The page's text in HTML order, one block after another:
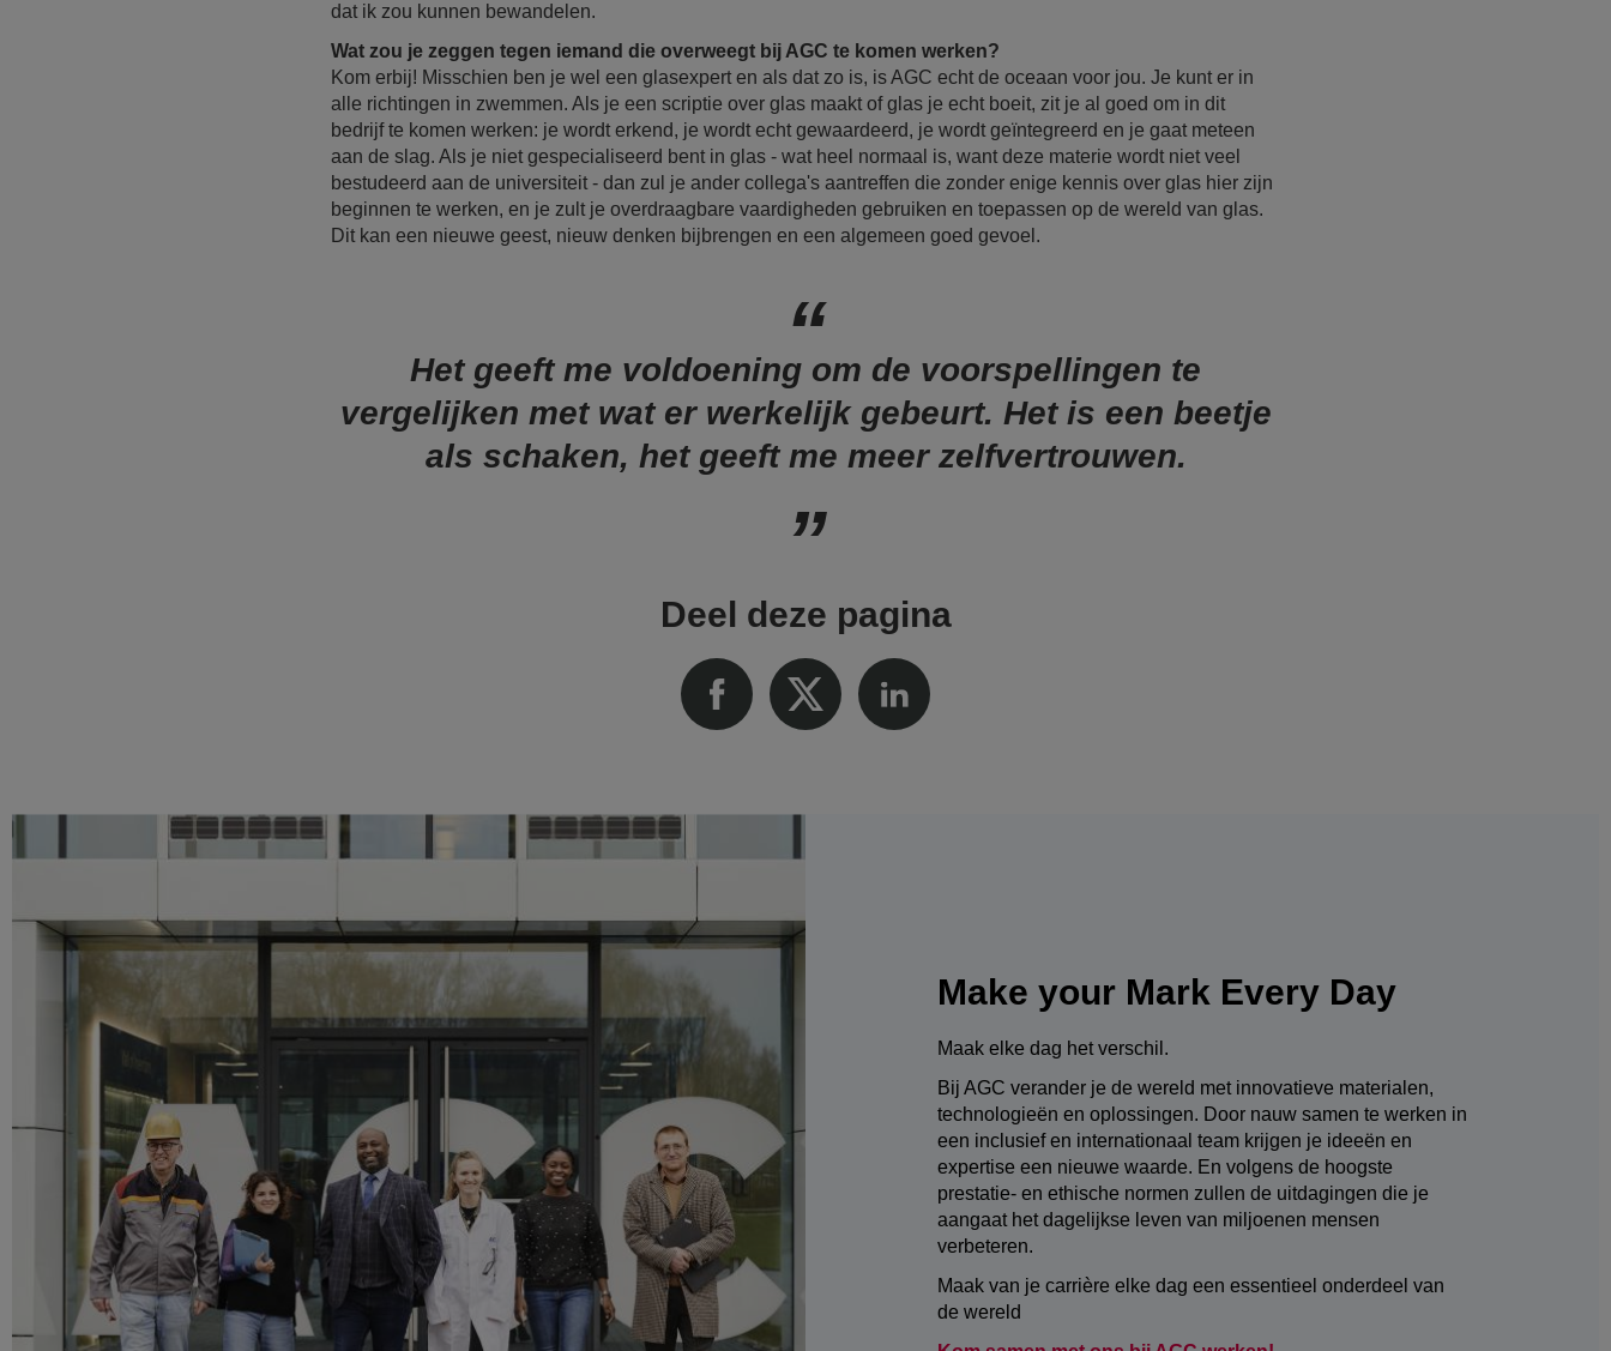
dat ik zou kunnen bewandelen.
Wat zou je zeggen tegen iemand die overweegt bij AGC te komen werken?
Kom erbij! Misschien ben je wel een glasexpert en als dat zo is, is AGC echt de oceaan voor jou. Je kunt er in
alle richtingen in zwemmen. Als je een scriptie over glas maakt of glas je echt boeit, zit je al goed om in dit
bedrijf te komen werken: je wordt erkend, je wordt echt gewaardeerd, je wordt geïntegreerd en je gaat meteen
aan de slag. Als je niet gespecialiseerd bent in glas - wat heel normaal is, want deze materie wordt niet veel
bestudeerd aan de universiteit - dan zul je ander collega's aantreffen die zonder enige kennis over glas hier zijn
beginnen te werken, en je zult je overdraagbare vaardigheden gebruiken en toepassen op de wereld van glas.
Dit kan een nieuwe geest, nieuw denken bijbrengen en een algemeen goed gevoel.
Het geeft me voldoening om de voorspellingen te
vergelijken met wat er werkelijk gebeurt. Het is een beetje
als schaken, het geeft me meer zelfvertrouwen.
Deel deze pagina
Make your Mark Every Day
Maak elke dag het verschil.
Bij AGC verander je de wereld met innovatieve materialen,
technologieën en oplossingen. Door nauw samen te werken in
een inclusief en internationaal team krijgen je ideeën en
expertise een nieuwe waarde. En volgens de hoogste
prestatie- en ethische normen zullen de uitdagingen die je
aangaat het dagelijkse leven van miljoenen mensen
verbeteren.
Maak van je carrière elke dag een essentieel onderdeel van
de wereld